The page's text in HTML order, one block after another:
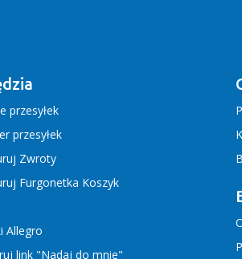
przesyłek
przesyłek
Zwroty
Furgonetka Koszyk
Allegro
link "Nadaj do mnie"